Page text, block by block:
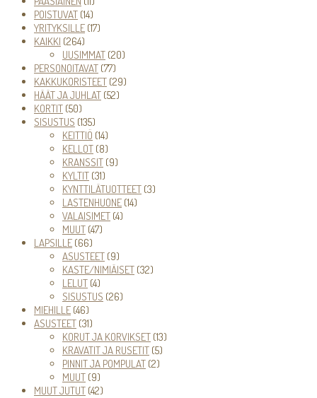
tuotetta
POISTUVAT 1414
tuotetta
YRITYKSILLE 1717
KAIKKI 264264
tuotetta
UUSIMMAT 2020
PERSONOITAVAT 7777
tuotetta
KAKKUKORISTEET 2929
HÄÄT JA JUHLAT 5252
KORTIT 5050
tuotetta
SISUSTUS 135135
tuotetta
KEITTIÖ 1414
tuotetta
KELLOT 88
tuotetta
KRANSSIT 99
KYLTIT 3131
tuotetta
KYNTTILÄTUOTTEET 33
LASTENHUONE 1414
VALAISIMET 44
MUUT 4747
LAPSILLE 6666
tuotetta
ASUSTEET 99
tuotetta
KASTE/NIMIÄISET 3232
LELUT 44
tuotetta
SISUSTUS 2626
MIEHILLE 4646
tuotetta
ASUSTEET 3131
tuotetta
KORUT JA KORVIKSET 1313
KRAVATIT JA RUSETIT 55
tuotetta
PINNIT JA POMPULAT 22
MUUT 99
tuotetta
MUUT JUTUT 4242